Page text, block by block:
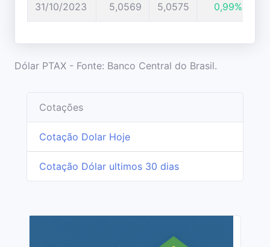
31/10/2023 5,0569 5,0575 0,99%
Dólar PTAX - Fonte: Banco Central do Brasil.
Cotações
Cotação Dolar Hoje
Cotação Dólar ultimos 30 dias